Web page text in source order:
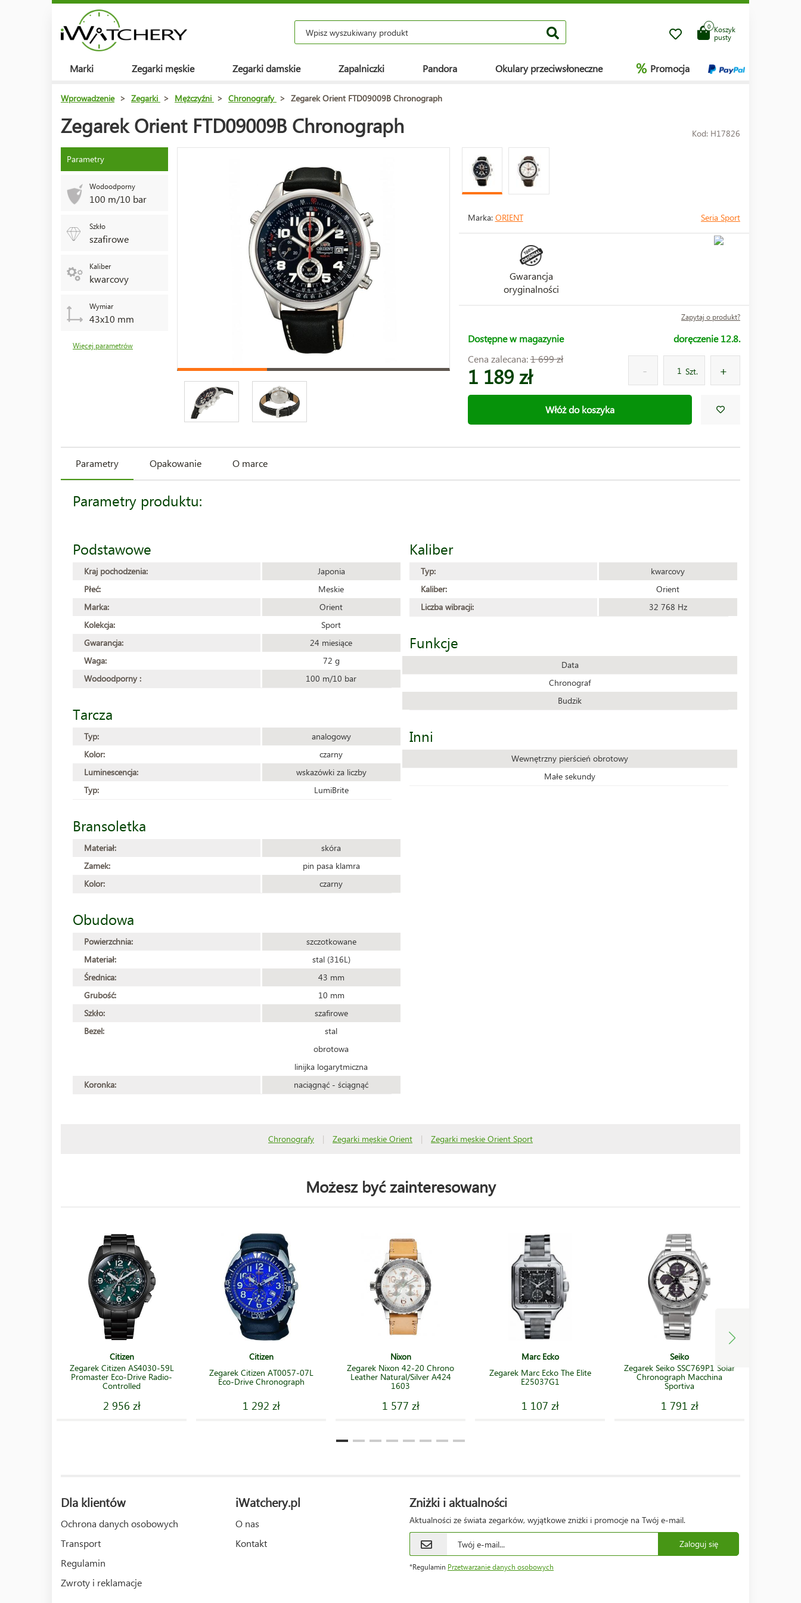
Koszyk
pusty
0
Marki Zegarki męskie Zegarki damskie Zapalniczki Pandora Okulary przeciwsłoneczne % Promocja
Wprowadzenie > Zegarki > Mężczyźni > Chronografy > Zegarek Orient FTD09009B Chronograph
Zegarek Orient FTD09009B Chronograph Kod: H17826
Parametry
Wodoodporny
100 m/10 bar
Szkło
szafirowe
Kaliber
kwarcovy
Wymiar
43x10 mm
Więcej parametrów
Marka: ORIENT Seria Sport
Gwarancja
oryginalności
Zapytaj o produkt?
Dostępne w magazynie
doręczenie 12.8.
Cena zalecana:1 699 zł
1 189 zł Szt.
Włóż do koszyka
Parametry Opakowanie O marce
Parametry produktu:
Podstawowe
Kraj pochodzenia:
Japonia
Płeć:
Meskie
Marka:
Orient
Kolekcja:
Sport
Gwarancja:
24 miesiące
Waga:
72 g
Wodoodporny :
100 m/10 bar
Tarcza
Typ:
analogowy
Kolor:
czarny
Luminescencja:
wskazówki za liczby
Typ:
LumiBrite
Bransoletka
Materiał:
skóra
Zamek:
pin pasa klamra
Kolor:
czarny
Obudowa
Powierzchnia:
szczotkowane
Materiał:
stal (316L)
Średnica:
43 mm
Grubość:
10 mm
Szkło:
szafirowe
Bezel:
stal
obrotowa
linijka logarytmiczna
Koronka:
naciągnąć - ściągnąć
Kaliber
Typ:
kwarcovy
Kaliber:
Orient
Liczba wibracji:
32 768 Hz
Funkcje
Data
Chronograf
Budzik
Inni
Wewnętrzny pierścień obrotowy
Małe sekundy
Chronografy | Zegarki męskie Orient | Zegarki męskie Orient Sport
Możesz być zainteresowany
Citizen
Zegarek Citizen AS4030-59L
Promaster Eco-Drive Radio-
Controlled
2 956 zł
Citizen
Zegarek Citizen AT0057-07L
Eco-Drive Chronograph
1 292 zł
Nixon
Zegarek Nixon 42-20 Chrono
Leather Natural/Silver A424
1603
1 577 zł
Marc Ecko
Zegarek Marc Ecko The Elite
E25037G1
1 107 zł
Seiko
Zegarek Seiko SSC769P1 Solar
Chronograph Macchina
Sportiva
1 791 zł
Dla klientów
Ochrona danych osobowych
Transport
Regulamin
Zwroty i reklamacje
iWatchery.pl
O nas
Kontakt
Zniżki i aktualności
Aktualności ze świata zegarków, wyjątkowe zniżki i promocje na Twój e-mail.
Zaloguj się
*Regulamin Przetwarzanie danych osobowych